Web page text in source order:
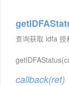
查询获取 idfa 授
callback(ret)